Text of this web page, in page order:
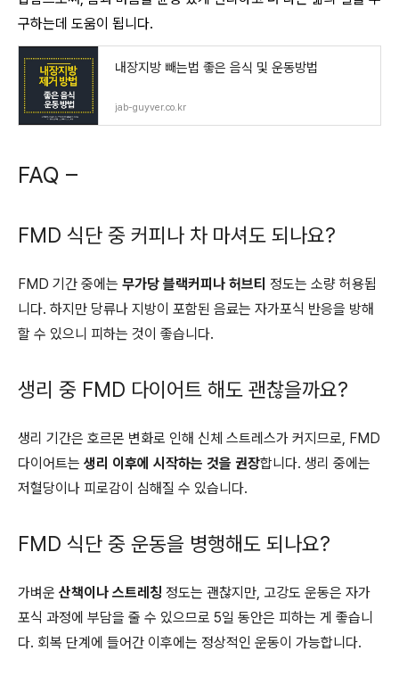
구하는데 도움이 됩니다.
내장지방 빼는법 좋은 음식 및 운동방법
jab-guyver.co.kr
FAQ –
FMD 식단 중 커피나 차 마셔도 되나요?
FMD 기간 중에는 무가당 블랙커피나 허브티 정도는 소량 허용됩
니다. 하지만 당류나 지방이 포함된 음료는 자가포식 반응을 방해
할 수 있으니 피하는 것이 좋습니다.
생리 중 FMD 다이어트 해도 괜찮을까요?
생리 기간은 호르몬 변화로 인해 신체 스트레스가 커지므로, FMD
다이어트는 생리 이후에 시작하는 것을 권장합니다. 생리 중에는
저혈당이나 피로감이 심해질 수 있습니다.
FMD 식단 중 운동을 병행해도 되나요?
가벼운 산책이나 스트레칭 정도는 괜찮지만, 고강도 운동은 자가
포식 과정에 부담을 줄 수 있으므로 5일 동안은 피하는 게 좋습니
다. 회복 단계에 들어간 이후에는 정상적인 운동이 가능합니다.